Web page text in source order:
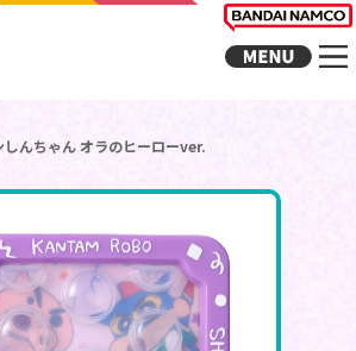
んちゃん オラのヒーローver.